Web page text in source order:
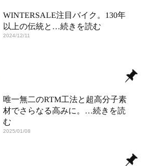
WINTERSALE注目バイク。130年
以上の伝統と …続きを読む
2024/12/11
唯一無二のRTM工法と超高分子素
材でさらなる高みに。 …続きを読
む
2025/01/08